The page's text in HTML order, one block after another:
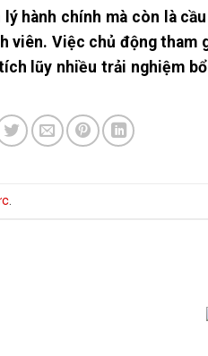
hành chính mà còn là
viên. Việc chủ động
lũy nhiều trải nghiệm
.